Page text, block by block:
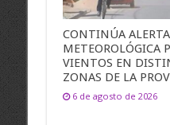
CONTINÚA ALERTA
METEOROLÓGICA
VIENTOS EN
ZONAS DE LA
6 de agosto de 2026